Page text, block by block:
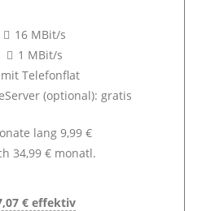
16 MBit/s
1 MBit/s
mit Telefonflat
(optional): gratis
lang 9,99 €
34,99 € monatl.
€ effektiv